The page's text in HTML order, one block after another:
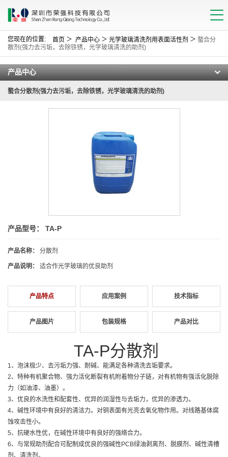
您现在的位置: 首页 ＞ 产品中心 ＞ 光学玻璃清洗剂用表面活性剂 ＞ 螯合分
散剂(强力去污垢，去除铁锈，光学玻璃清洗的助剂)
产品中心
螯合分散剂(强力去污垢，去除铁锈，光学玻璃清洗的助剂)
产品型号： TA-P
产品名称： 分散剂
产品说明： 适合作光学玻璃的优良助剂
产品特点 应用案例 技术指标
产品图片 包装规格 产品对比
TA-P分散剂
1、泡沫极少、去污垢力强、耐碱、能满足各种清洗去垢要求。
2、特种有机聚合物、强力活化断裂有机附着物分子链，对有机物有强活化脱除
力（如油漆、油墨）。
3、优良的水洗性和配套性、优异的润湿性与去垢力，优异的渗透力。
4、碱性环境中有良好的清洁力。对铜表面有光亮去氧化物作用。对线路基体腐
蚀攻击性小。
5、抗硬水性优，在碱性环境中有良好的强络合力。
6、与常规助剂配合可配制成优良的强碱性PCB绿油剥离剂、脱膜剂、碱性清槽